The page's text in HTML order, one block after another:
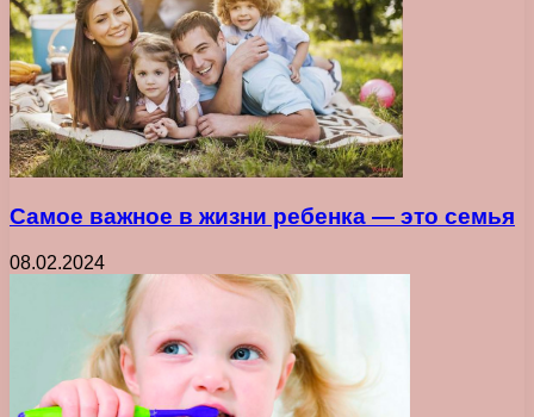
Самое важное в жизни ребенка ― это семья
08.02.2024